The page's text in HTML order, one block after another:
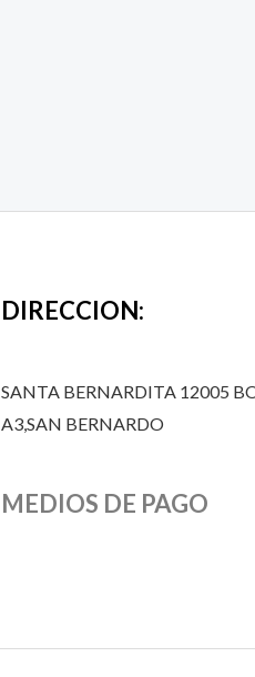
DIRECCION:
SANTA BERNARDITA 12005
A3,SAN BERNARDO
MEDIOS DE PAGO